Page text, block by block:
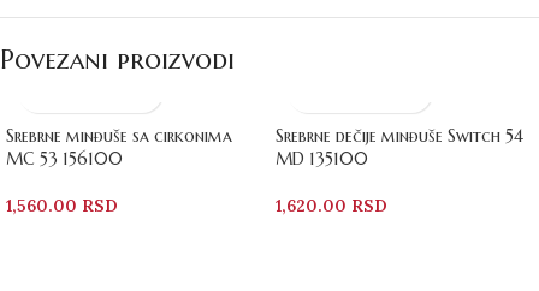
Povezani proizvodi
Srebrne minđuše sa cirkonima
MC 53 156100
1,560.00 RSD
Srebrne dečije minđuše Switch 54
MD 135100
1,620.00 RSD